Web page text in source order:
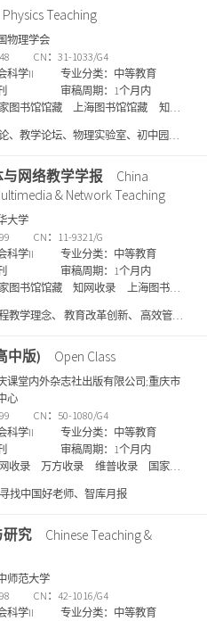
教学艺术、学法指导、教材分析、各科
心理健康、教育管理与评价、教师专业
、现代教育技术、外教动态、班级管
优质学校发展等
Physics Teaching
物理学会
CN：31-1033/G4
科学II
专业分类：中等教育
审稿周期：1个月内
图书馆馆藏 上海图书馆馆藏
知网
、教学论坛、物理实验室、初中园
新课程的推进，相继开设有：教研员论
学生创新探究等
网络教学学报
China
& Network Teaching
大学
CN：11-9321/G
科学II
专业分类：中等教育
审稿周期：1个月内
图书馆馆藏 知网收录
上海图书馆
教学理念、 教育改革创新、 高效管理
政、 师资队伍建设、 国际教育研究、
中版) Open Class
课堂内外杂志社出版有限公司;重庆市
心
CN：50-1080/G4
科学II
专业分类：中等教育
审稿周期：1个月内
收录 万方收录 维普收录
国家图
找中国好老师、智库月报
研究
Chinese Teaching &
师范大学
CN：42-1016/G4
科学II
专业分类：中等教育